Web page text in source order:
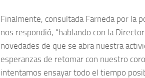
Finalmente, consultada Farneda por la
nos respondió, “hablando con la
novedades de que se abra nuestra
esperanzas de retomar con nuestro
intentamos ensayar todo el tiempo